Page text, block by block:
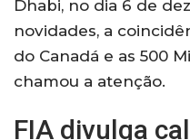
Dhabi, no dia 6 de
novidades, a
do Canadá e as 500
chamou a atenção.
FIA divulga